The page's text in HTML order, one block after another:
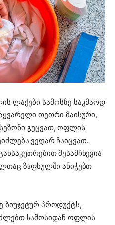
ლაქები სამოსზე საკმაოდ
თეთრი მაისური,
გეცვათ, ოფლის
ვეღარ ჩაიცვათ.
შესამჩნევია
ზაფხულში ანიჭებთ
ბიუჯეტურ პროდუქტს,
სამოსიდან ოფლის